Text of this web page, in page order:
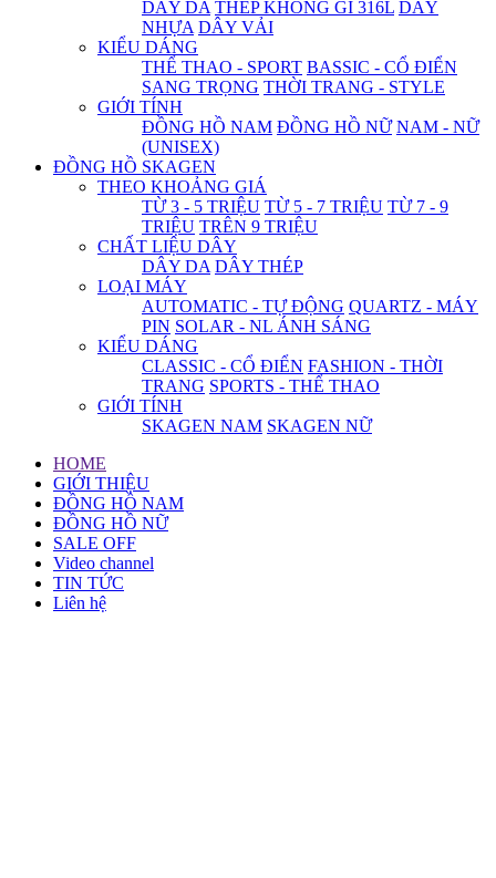
DÂY DA THÉP KHÔNG GỈ 316L DÂY
NHỰA DÂY VẢI
KIỂU DÁNG
THỂ THAO - SPORT BASSIC - CỔ ĐIỂN
SANG TRỌNG THỜI TRANG - STYLE
GIỚI TÍNH
ĐỒNG HỒ NAM ĐỒNG HỒ NỮ NAM - NỮ
(UNISEX)
ĐỒNG HỒ SKAGEN
THEO KHOẢNG GIÁ
TỪ 3 - 5 TRIỆU TỪ 5 - 7 TRIỆU TỪ 7 - 9
TRIỆU TRÊN 9 TRIỆU
CHẤT LIỆU DÂY
DÂY DA DÂY THÉP
LOẠI MÁY
AUTOMATIC - TỰ ĐỘNG QUARTZ - MÁY
PIN SOLAR - NL ÁNH SÁNG
KIỂU DÁNG
CLASSIC - CỔ ĐIỂN FASHION - THỜI
TRANG SPORTS - THỂ THAO
GIỚI TÍNH
SKAGEN NAM SKAGEN NỮ
HOME
GIỚI THIỆU
ĐỒNG HỒ NAM
ĐỒNG HỒ NỮ
SALE OFF
Video channel
TIN TỨC
Liên hệ